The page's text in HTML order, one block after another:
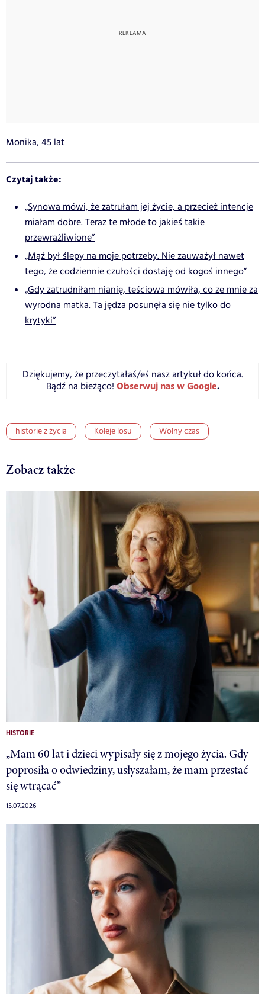
Monika, 45 lat
Czytaj także:
„Synowa mówi, że zatrułam jej życie, a przecież intencje
miałam dobre. Teraz te młode to jakieś takie
przewrażliwione”
„Mąż był ślepy na moje potrzeby. Nie zauważył nawet
tego, że codziennie czułości dostaję od kogoś innego”
„Gdy zatrudniłam nianię, teściowa mówiła, co ze mnie za
wyrodna matka. Ta jędza posunęła się nie tylko do
krytyki”
Dziękujemy, że przeczytałaś/eś nasz artykuł do końca.
Bądź na bieżąco! Obserwuj nas w Google.
historie z życia Koleje losu Wolny czas
Zobacz także
HISTORIE
„Mam 60 lat i dzieci wypisały się z mojego życia. Gdy
poprosiła o odwiedziny, usłyszałam, że mam przestać
się wtrącać”
15.07.2026